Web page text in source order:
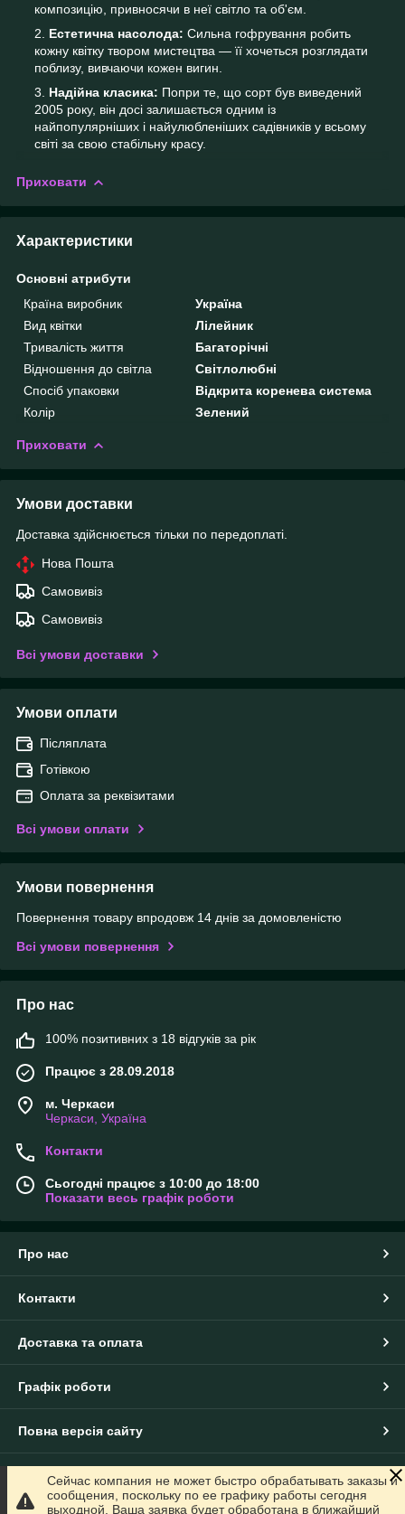
композицію, привносячи в неї світло та об'єм.
Естетична насолода: Сильна гофрування робить
кожну квітку твором мистецтва — її хочеться розглядати
поблизу, вивчаючи кожен вигин.
Надійна класика: Попри те, що сорт був виведений
2005 року, він досі залишається одним із
найпопулярніших і найулюбленіших садівників у всьому
світі за свою стабільну красу.
Приховати
Характеристики
Основні атрибути
Країна виробник
Україна
Вид квітки
Лілейник
Тривалість життя
Багаторічні
Відношення до світла
Світлолюбні
Спосіб упаковки
Відкрита коренева система
Колір
Зелений
Приховати
Умови доставки
Доставка здійснюється тільки по передоплаті.
Нова Пошта
Самовивіз
Самовивіз
Всі умови доставки
Умови оплати
Післяплата
Готівкою
Оплата за реквізитами
Всі умови оплати
Умови повернення
Повернення товару впродовж 14 днів за домовленістю
Всі умови повернення
Про нас
100% позитивних з 18 відгуків за рік
Працює з 28.09.2018
м. Черкаси
Черкаси, Україна
Контакти
Сьогодні працює з 10:00 до 18:00
Показати весь графік роботи
Про нас
Контакти
Доставка та оплата
Графік роботи
Повна версія сайту
Сайт створено на маркетплейсі Prom.ua
Сейчас компания не может быстро обрабатывать заказы и
сообщения, поскольку по ее графику работы сегодня
выходной. Ваша заявка будет обработана в ближайший